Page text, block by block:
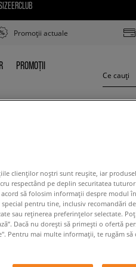
Promoții actuale
PROMOȚII
PROMOȚII
TAYLOR ULTRA
Folosește mai
MAGAZIN
clienților noștri sunt reușite, iar
respectând pe deplin securitatea
să folosim informații despre modul
pentru tine, inclusiv recomandări
sau reținerea preferințelor selectate.
Dacă nu dorești să primești o ofertă
Pentru mai multe informații, te rugăm